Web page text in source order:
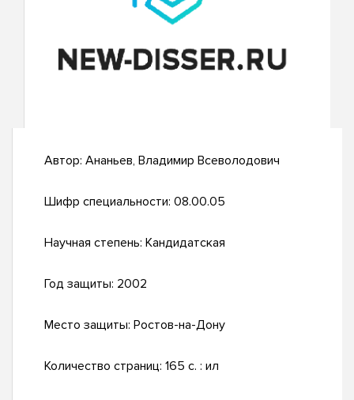
Автор: Ананьев, Владимир Всеволодович
Шифр специальности: 08.00.05
Научная степень: Кандидатская
Год защиты: 2002
Место защиты: Ростов-на-Дону
Количество страниц: 165 с. : ил